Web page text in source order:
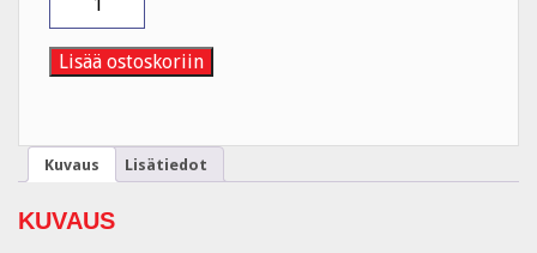
lamppu
CorePro
PLC
6.5W
G24d-
2
Lisää ostoskoriin
Kuvaus Lisätiedot
KUVAUS